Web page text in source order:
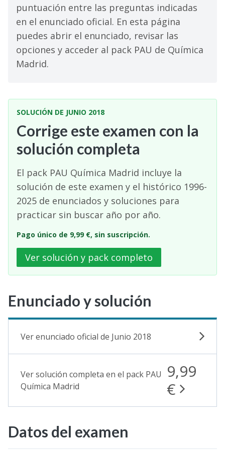
puntuación entre las preguntas indicadas
en el enunciado oficial. En esta página
puedes abrir el enunciado, revisar las
opciones y acceder al pack PAU de Química
Madrid.
SOLUCIÓN DE JUNIO 2018
Corrige este examen con la
solución completa
El pack PAU Química Madrid incluye la
solución de este examen y el histórico 1996-
2025 de enunciados y soluciones para
practicar sin buscar año por año.
Pago único de 9,99 €, sin suscripción.
Ver solución y pack completo
Enunciado y solución
Ver enunciado oficial de Junio 2018
Ver solución completa en el pack PAU
Química Madrid
9,99
€
Datos del examen